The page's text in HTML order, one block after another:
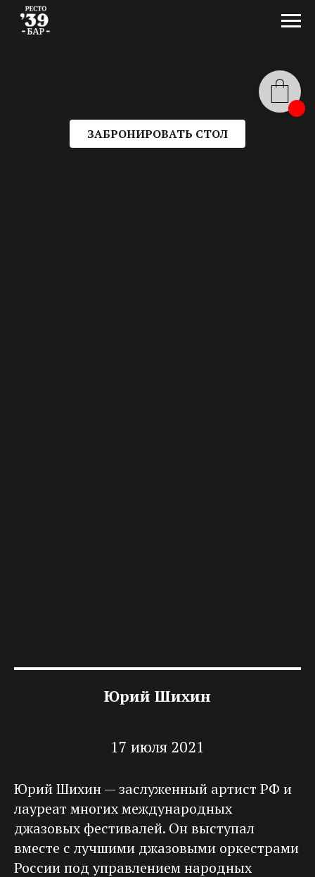
ЗАБРОНИРОВАТЬ СТОЛ
Юрий Шихин
17 июля 2021
Юрий Шихин — заслуженный артист РФ и
лауреат многих международных
джазовых фестивалей. Он выступал
вместе с лучшими джазовыми оркестрами
России под управлением народных